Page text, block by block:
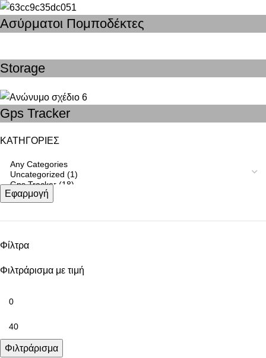
Ασύρματοι Πομποδέκτες
Storage
Gps Tracker
ΚΑΤΗΓΟΡΙΕΣ
Εφαρμογή
Φίλτρα
Φιλτράρισμα με τιμή
Φιλτράρισμα